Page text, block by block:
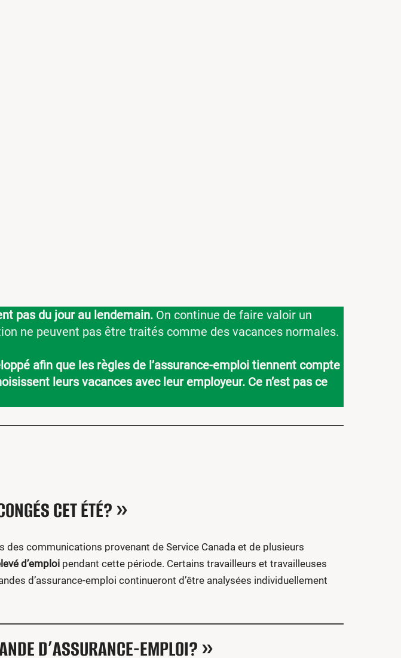
pas du jour au lendemain. On continue de faire valoir un
ne peuvent pas être traités comme des vacances normales.
afin que les règles de l’assurance-emploi tiennent compte
leurs vacances avec leur employeur. Ce n’est pas ce
CET ÉTÉ? »
communications provenant de Service Canada et de plusieurs
d’emploi pendant cette période. Certains travailleurs et travailleuses
d’assurance-emploi continueront d’être analysées individuellement
D’ASSURANCE-EMPLOI? »